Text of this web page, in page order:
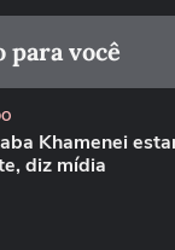
para você
Khamenei
diz mídia